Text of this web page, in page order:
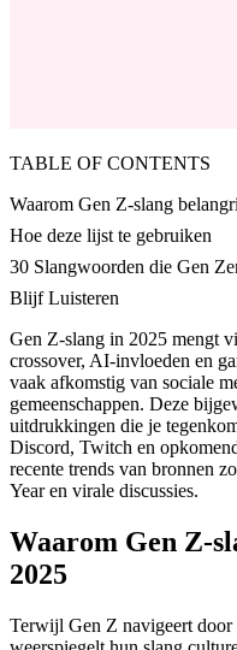
TABLE OF CONTENTS
Waarom Gen Z-slang
Hoe deze lijst te gebruiken
30 Slangwoorden die Gen
Blijf Luisteren
Gen Z-slang in 2025 mengt
crossover, AI-invloeden en
vaak afkomstig van sociale
gemeenschappen. Deze
uitdrukkingen die je
Discord, Twitch en
recente trends van bronnen
Year en virale discussies.
Waarom Gen Z-
2025
Terwijl Gen Z navigeert